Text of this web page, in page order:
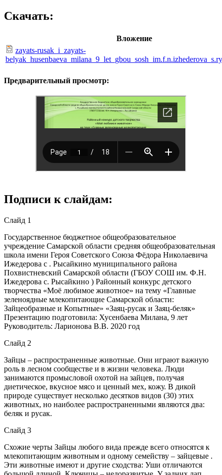
Скачать:
Вложение
zayats-rusak_i_zayats-
Предварительный просмотр:
Подписи к слайдам:
Слайд 1
Государственное бюджетное общеобразовательное
учреждение Самарской области средняя общеобразовательная
школа имени Героя Советского Союза Фёдора Николаевича
Ижедерова с . Рысайкино муниципального района
Похвистневский Самарской области (ГБОУ СОШ им. Ф.Н.
Ижедерова с. Рысайкино ) Районный конкурс детского
творчества «Моё любимое животное» на тему «Главные
зеленоядные млекопитающие Самарской области:
Зайцеобразные и Копытные» «Заяц-русак и Заяц-беляк»
Презентацию подготовила: Хусенбаева Милана, 9 лет
Руководитель: Ларионова В.В. 2020 год
Слайд 2
Зайцы – распространенные животные. Они играют важную
роль в лесном сообществе и в жизни человека. Люди
занимаются промысловой охотой на зайцев, получая
диетическое, вкусное мясо и ценный мех, кожу. В дикой
природе существует несколько десятков видов (30) этих
животных, но наиболее распространенными являются два:
беляк и русак.
Слайд 3
Схожие черты Зайцы любого вида прежде всего относятся к
млекопитающим животным и одному семейству – зайцевые .
Эти животные имеют и другие сходства: Уши отличаются